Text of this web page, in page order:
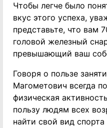
Чтобы легче было
вкус этого успеха,
представьте, что вам
головой железный
превышающий ваш
Говоря о пользе
Магометович всегда
физическая
пользу людям всех
найти свой вид